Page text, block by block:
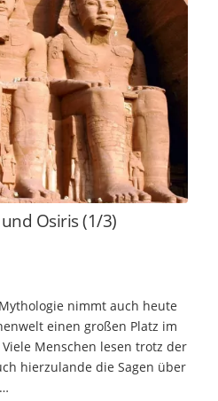
Osiris (1/3)
nimmt auch heute
einen großen Platz im
Menschen lesen trotz der
hierzulande die Sagen über